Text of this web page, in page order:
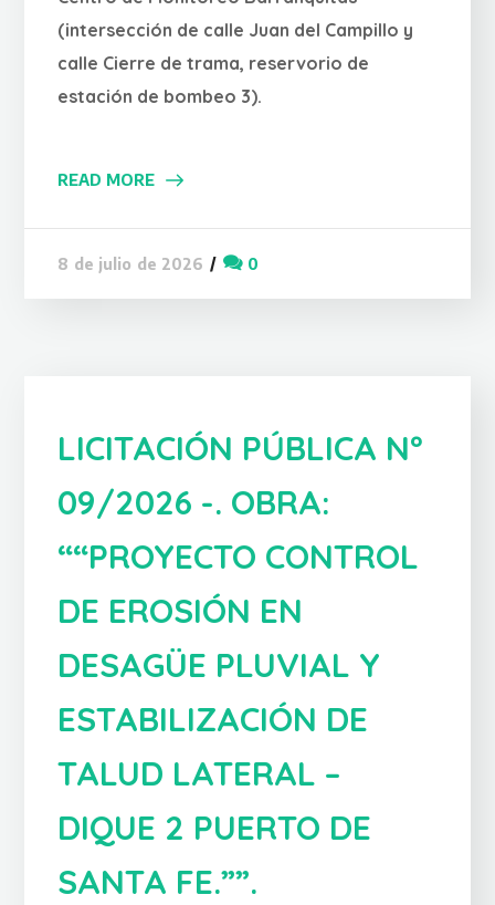
(intersección de calle Juan del Campillo y
calle Cierre de trama, reservorio de
estación de bombeo 3).
READ MORE
8 de julio de 2026 0
LICITACIÓN PÚBLICA Nº
09/2026 -. OBRA:
““PROYECTO CONTROL
DE EROSIÓN EN
DESAGÜE PLUVIAL Y
ESTABILIZACIÓN DE
TALUD LATERAL –
DIQUE 2 PUERTO DE
SANTA FE.””.